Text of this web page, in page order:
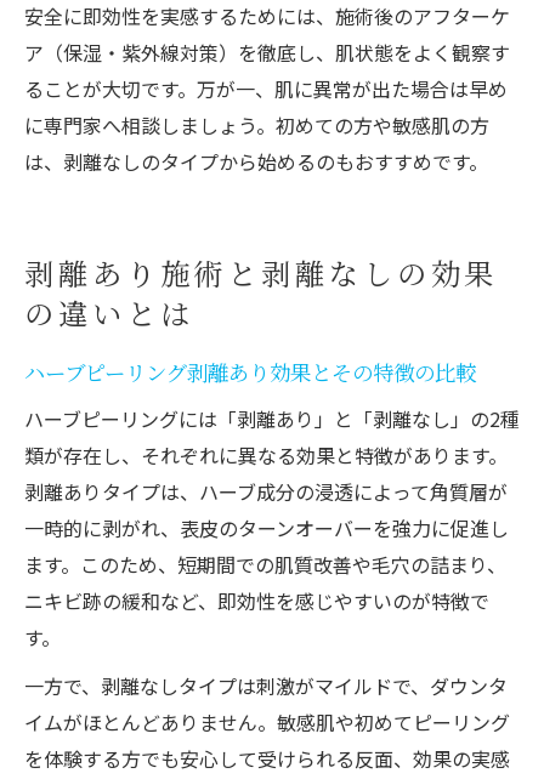
安全に即効性を実感するためには、施術後のアフターケ
ア（保湿・紫外線対策）を徹底し、肌状態をよく観察す
ることが大切です。万が一、肌に異常が出た場合は早め
に専門家へ相談しましょう。初めての方や敏感肌の方
は、剥離なしのタイプから始めるのもおすすめです。
剥離あり施術と剥離なしの効果
の違いとは
ハーブピーリング剥離あり効果とその特徴の比較
ハーブピーリングには「剥離あり」と「剥離なし」の2種
類が存在し、それぞれに異なる効果と特徴があります。
剥離ありタイプは、ハーブ成分の浸透によって角質層が
一時的に剥がれ、表皮のターンオーバーを強力に促進し
ます。このため、短期間での肌質改善や毛穴の詰まり、
ニキビ跡の緩和など、即効性を感じやすいのが特徴で
す。
一方で、剥離なしタイプは刺激がマイルドで、ダウンタ
イムがほとんどありません。敏感肌や初めてピーリング
を体験する方でも安心して受けられる反面、効果の実感